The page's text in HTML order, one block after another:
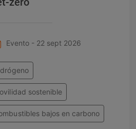
Evento - 22 sept 2026
sostenible
bajos en carbono